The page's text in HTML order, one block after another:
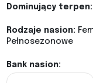
Dominujący terpen:
Rodzaje nasion:
Pełnosezonowe
Bank nasion: